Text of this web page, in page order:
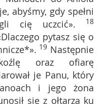
abyśmy, gdy spełni
cię uczcić». 18
pytasz się o
19 Następnie
oraz ofiarę
je Panu, który
i jego żona
się z ołtarza ku